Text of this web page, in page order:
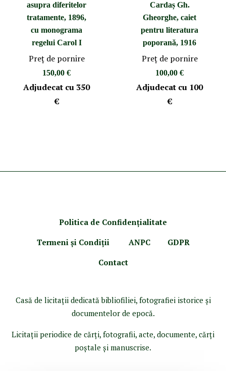
asupra diferitelor
tratamente, 1896,
cu monograma
regelui Carol I
Preţ de pornire
150,00 €
Adjudecat cu 350
€
Cardaș Gh.
Gheorghe, caiet
pentru literatura
poporană, 1916
Preţ de pornire
100,00 €
Adjudecat cu 100
€
Politica de Confidenţialitate
Termeni şi Condiţii
ANPC
GDPR
Contact
Casă de licitaţii dedicată bibliofiliei, fotografiei istorice şi
documentelor de epocă.
Licitaţii periodice de cărţi, fotografii, acte, documente, cărţi
poştale şi manuscrise.